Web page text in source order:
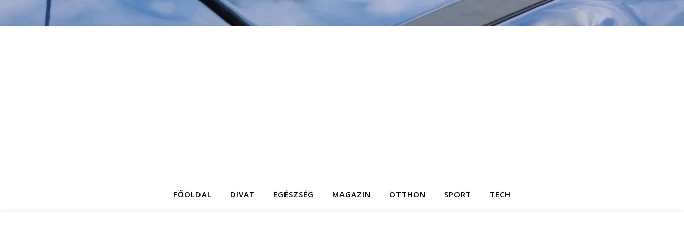
FŐOLDAL DIVAT EGÉSZSÉG MAGAZIN OTTHON SPORT TECH